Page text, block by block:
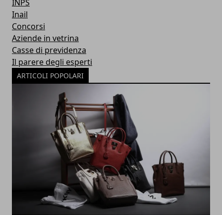
INPS
Inail
Concorsi
Aziende in vetrina
Casse di previdenza
Il parere degli esperti
ARTICOLI POPOLARI